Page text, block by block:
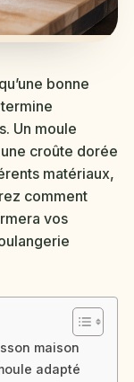
bonne
Un moule
croûte dorée
matériaux,
comment
vos
maison
adapté